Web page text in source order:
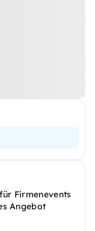
Firmenevents
Angebot